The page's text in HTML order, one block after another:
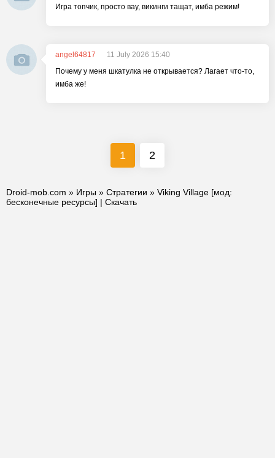
Игра топчик, просто вау, викинги тащат, имба режим!
angel64817
11 July 2026 15:40
Почему у меня шкатулка не открывается? Лагает что-то,
имба же!
1 2
Droid-mob.com » Игры » Стратегии » Viking Village [мод:
бесконечные ресурсы] | Скачать